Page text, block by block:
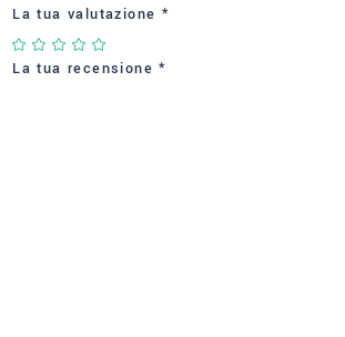
La tua valutazione *
La tua recensione*